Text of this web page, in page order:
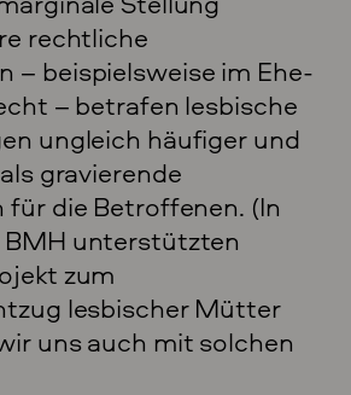
rechtliche
– beispielsweise im Ehe-
– betrafen lesbische
ungleich häufiger und
gravierende
für die Betroffenen. (In
BMH unterstützten
zum
lesbischer Mütter
uns auch mit solchen